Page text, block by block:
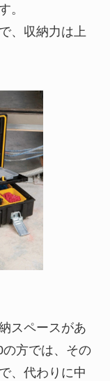
。
、収納力は上
スペースがあ
の方では、その
、代わりに中